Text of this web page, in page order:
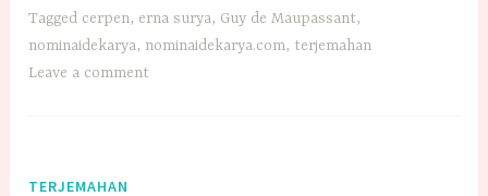
Tagged cerpen, erna surya, Guy de Maupassant,
nominaidekarya, nominaidekarya.com, terjemahan
Leave a comment
TERJEMAHAN